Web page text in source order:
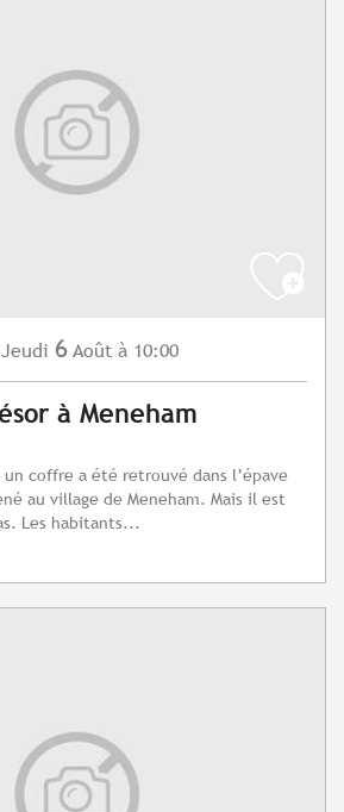
Jeudi 6 Août à 10:00
à Meneham
coffre a été retrouvé dans l’épave
au village de Meneham. Mais il est
Les habitants...